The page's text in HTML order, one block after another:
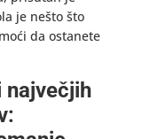
je nešto što
da ostanete
največjih